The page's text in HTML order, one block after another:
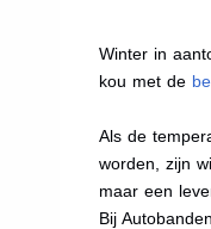
Winter in
kou met de
Als de
worden, zijn
maar een
Bij